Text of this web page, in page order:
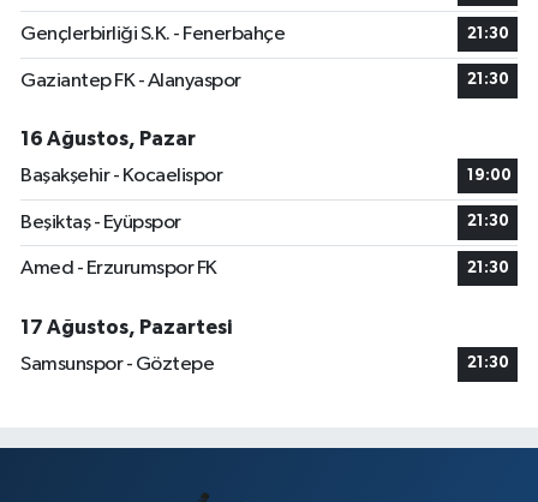
Gençlerbirliği S.K. - Fenerbahçe 21:30
Gaziantep FK - Alanyaspor 21:30
16 Ağustos, Pazar
Başakşehir - Kocaelispor
19:00
Beşiktaş - Eyüpspor 21:30
Amed - Erzurumspor FK 21:30
17 Ağustos, Pazartesi
Samsunspor - Göztepe
21:30